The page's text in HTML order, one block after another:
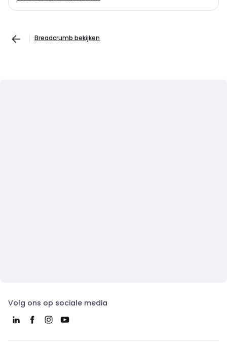
Breadcrumb bekijken
Volg ons op sociale media